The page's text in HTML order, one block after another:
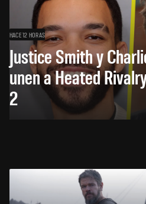
HACE 12 HORAS
Justice Smith y
unen a Heated
2